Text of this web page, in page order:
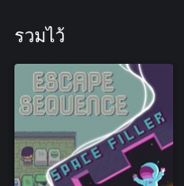
รวมไว้